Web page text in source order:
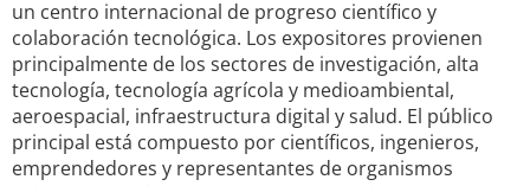
un centro internacional de progreso científico y
colaboración tecnológica. Los expositores provienen
principalmente de los sectores de investigación, alta
tecnología, tecnología agrícola y medioambiental,
aeroespacial, infraestructura digital y salud. El público
principal está compuesto por científicos, ingenieros,
emprendedores y representantes de organismos